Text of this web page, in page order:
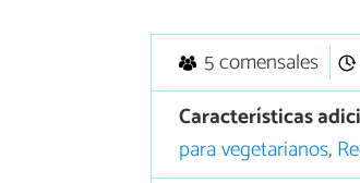
5 comensales
Características
para vegetarianos,